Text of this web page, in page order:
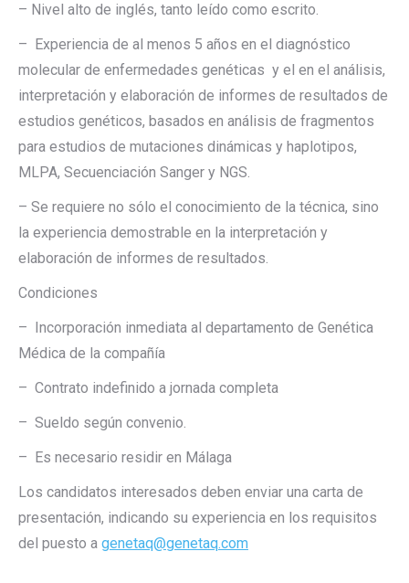
– Nivel alto de inglés, tanto leído como escrito.
– Experiencia de al menos 5 años en el diagnóstico
molecular de enfermedades genéticas y el en el análisis,
interpretación y elaboración de informes de resultados de
estudios genéticos, basados en análisis de fragmentos
para estudios de mutaciones dinámicas y haplotipos,
MLPA, Secuenciación Sanger y NGS.
– Se requiere no sólo el conocimiento de la técnica, sino
la experiencia demostrable en la interpretación y
elaboración de informes de resultados.
Condiciones
– Incorporación inmediata al departamento de Genética
Médica de la compañía
– Contrato indefinido a jornada completa
– Sueldo según convenio.
– Es necesario residir en Málaga
Los candidatos interesados deben enviar una carta de
presentación, indicando su experiencia en los requisitos
del puesto a genetaq@genetaq.com